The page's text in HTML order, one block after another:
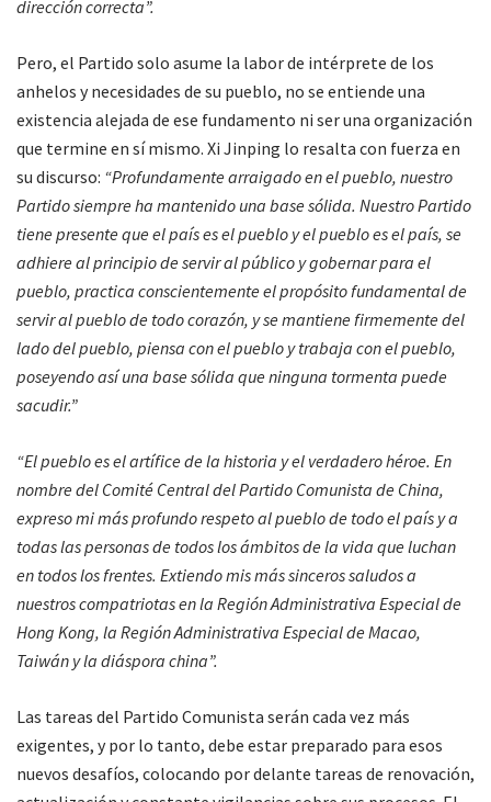
dirección correcta”.
Pero, el Partido solo asume la labor de intérprete de los
anhelos y necesidades de su pueblo, no se entiende una
existencia alejada de ese fundamento ni ser una organización
que termine en sí mismo. Xi Jinping lo resalta con fuerza en
su discurso: “Profundamente arraigado en el pueblo, nuestro
Partido siempre ha mantenido una base sólida. Nuestro Partido
tiene presente que el país es el pueblo y el pueblo es el país, se
adhiere al principio de servir al público y gobernar para el
pueblo, practica conscientemente el propósito fundamental de
servir al pueblo de todo corazón, y se mantiene firmemente del
lado del pueblo, piensa con el pueblo y trabaja con el pueblo,
poseyendo así una base sólida que ninguna tormenta puede
sacudir.”
“El pueblo es el artífice de la historia y el verdadero héroe. En
nombre del Comité Central del Partido Comunista de China,
expreso mi más profundo respeto al pueblo de todo el país y a
todas las personas de todos los ámbitos de la vida que luchan
en todos los frentes. Extiendo mis más sinceros saludos a
nuestros compatriotas en la Región Administrativa Especial de
Hong Kong, la Región Administrativa Especial de Macao,
Taiwán y la diáspora china”.
Las tareas del Partido Comunista serán cada vez más
exigentes, y por lo tanto, debe estar preparado para esos
nuevos desafíos, colocando por delante tareas de renovación,